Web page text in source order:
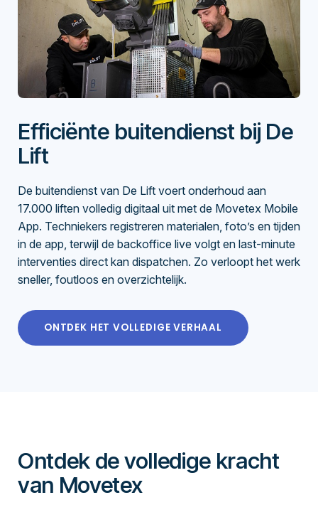
Efficiënte buitendienst bij De
Lift
De buitendienst van De Lift voert onderhoud aan
17.000 liften volledig digitaal uit met de Movetex Mobile
App. Techniekers registreren materialen, foto’s en tijden
in de app, terwijl de backoffice live volgt en last-minute
interventies direct kan dispatchen. Zo verloopt het werk
sneller, foutloos en overzichtelijk.
ONTDEK HET VOLLEDIGE VERHAAL
Ontdek de volledige kracht
van Movetex